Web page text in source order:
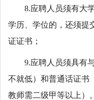
8.应聘人员须有大
学历、学位的，还须提
证证书；
9.应聘人员须具有
不就低）和普通话证书
教师需二级甲等以上）